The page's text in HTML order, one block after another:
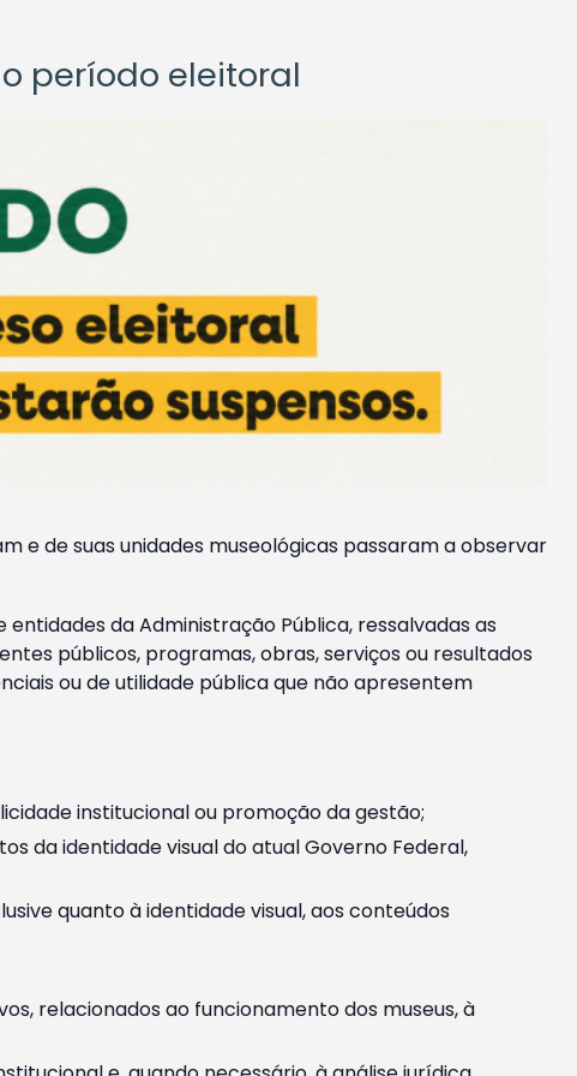
período eleitoral
e de suas unidades museológicas passaram a observar
da Administração Pública, ressalvadas as
públicos, programas, obras, serviços ou resultados
ou de utilidade pública que não apresentem
institucional ou promoção da gestão;
da identidade visual do atual Governo Federal,
quanto à identidade visual, aos conteúdos
relacionados ao funcionamento dos museus, à